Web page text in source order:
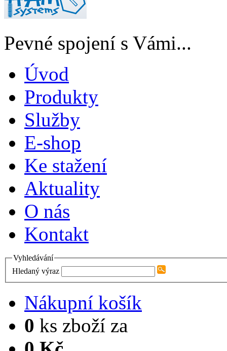
Pevné spojení s Vámi...
Úvod
Produkty
Služby
E-shop
Ke stažení
Aktuality
O nás
Kontakt
Vyhledávání
Hledaný výraz
Nákupní košík
0 ks zboží za